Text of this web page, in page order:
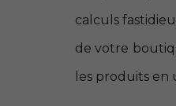
calculs
de votre
les produits